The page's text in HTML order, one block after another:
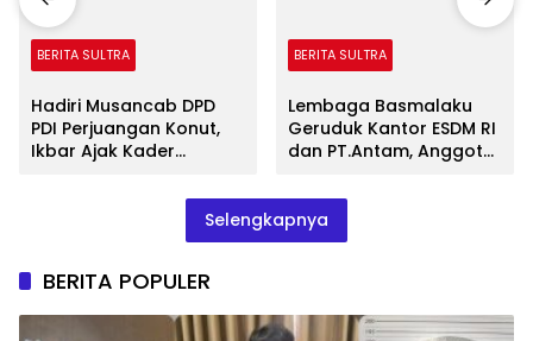
BERITA SULTRA
Hadiri Musancab DPD
PDI Perjuangan Konut,
Ikbar Ajak Kader
Membangun Daerah
BERITA SULTRA
Lembaga Basmalaku
Geruduk Kantor ESDM RI
dan PT.Antam, Anggota
Gerindra, Samir Berikan
Apresiasi
Selengkapnya
BERITA POPULER